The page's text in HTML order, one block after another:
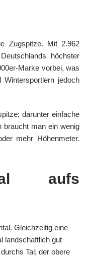
Zugspitze. Mit 2.962
höchster
Marke vorbei, was
Wintersportlern jedoch
darunter einfache
braucht man ein wenig
mehr Höhenmeter.
aufs
Gleichzeitig eine
landschaftlich gut
Tal; der obere